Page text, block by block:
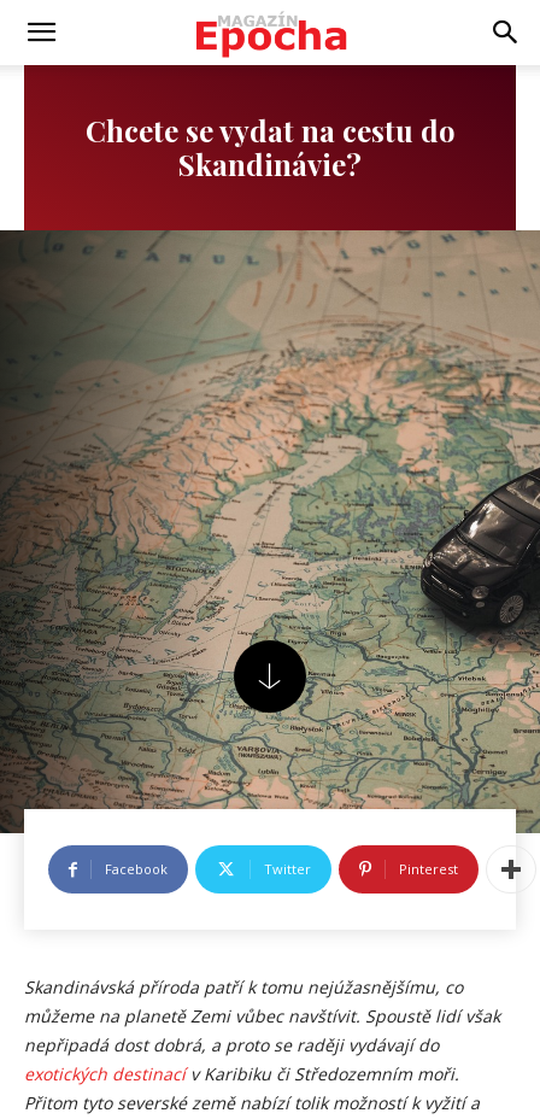
Chcete se vydat na cestu do
Skandinávie?
Facebook Twitter Pinterest
Skandinávská příroda patří k tomu nejúžasnějšímu, co
můžeme na planetě Zemi vůbec navštívit. Spoustě lidí však
nepřipadá dost dobrá, a proto se raději vydávají do
exotických destinacív Karibiku či Středozemním moři.
Přitom tyto severské země nabízí tolik možností k vyžití a